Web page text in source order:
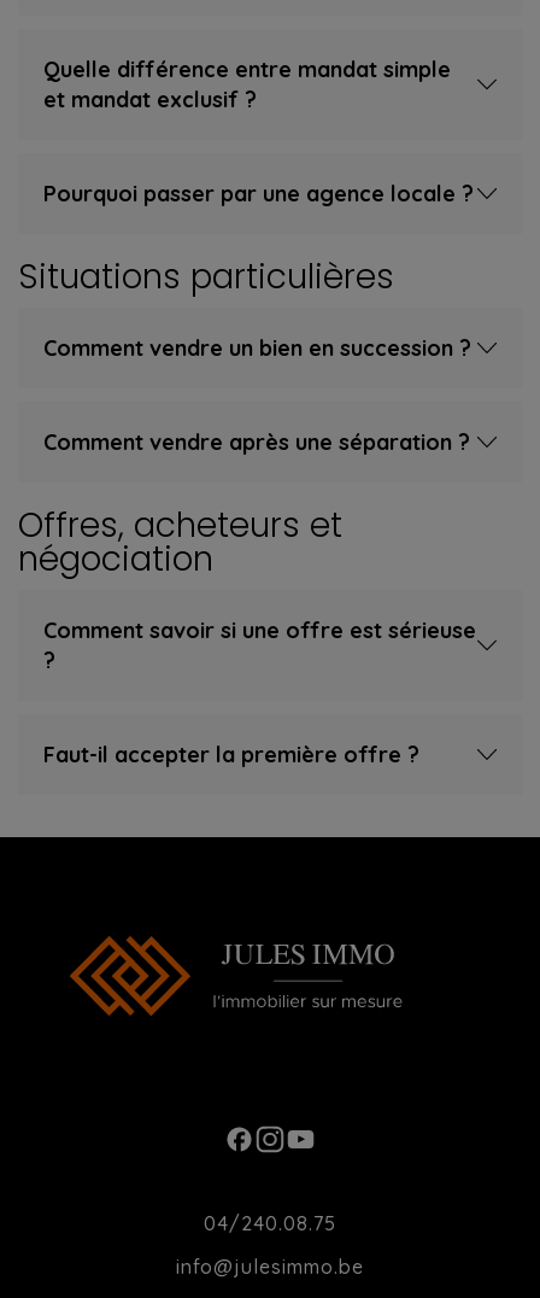
Quelle différence entre mandat simple
et mandat exclusif ?
Pourquoi passer par une agence locale ?
Situations particulières
Comment vendre un bien en succession ?
Comment vendre après une séparation ?
Offres, acheteurs et
négociation
Comment savoir si une offre est sérieuse
?
Faut-il accepter la première offre ?
04/240.08.75
info@julesimmo.be